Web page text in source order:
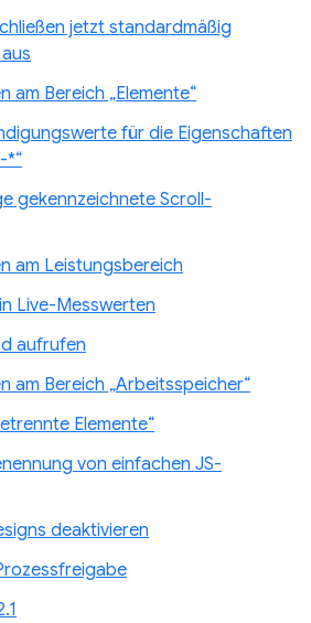
jetzt standardmäßig
am Bereich „Elemente“
für die Eigenschaften
*“
gekennzeichnete Scroll-
am Leistungsbereich
Live-Messwerten
aufrufen
am Bereich „Arbeitsspeicher“
Elemente“
von einfachen JS-
deaktivieren